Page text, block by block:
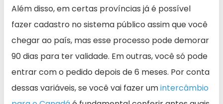
Além disso, em certas províncias já é possível
fazer cadastro no sistema público assim que você
chegar ao país, mas esse processo pode demorar
90 dias para ter validade. Em outras, você só pode
entrar com o pedido depois de 6 meses. Por conta
dessas variáveis, se você vai fazer umintercâmbio